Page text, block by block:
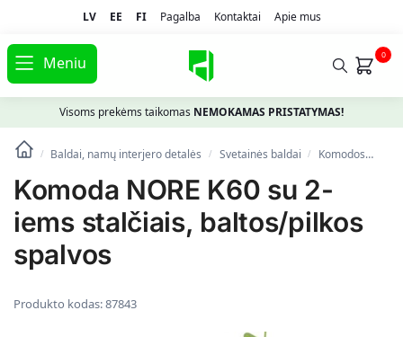
LV EE FI Pagalba Kontaktai Apie mus
Meniu 0
Visoms prekėms taikomas NEMOKAMAS PRISTATYMAS!
/ Baldai, namų interjero detalės / Svetainės baldai / Komodos
Komoda NORE K60 su 2-
iems stalčiais, baltos/pilkos
spalvos
Produkto kodas:87843